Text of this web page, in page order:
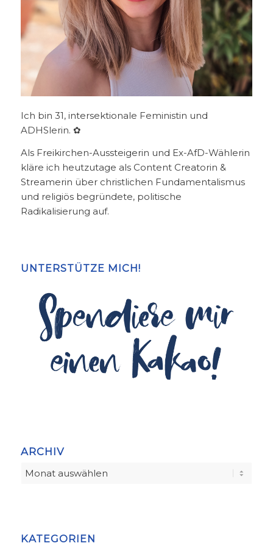
Ich bin 31, intersektionale Feministin und
ADHSlerin. ✿
Als Freikirchen-Aussteigerin und Ex-AfD-Wählerin
kläre ich heutzutage als Content Creatorin &
Streamerin über christlichen Fundamentalismus
und religiös begründete, politische
Radikalisierung auf.
UNTERSTÜTZE MICH!
ARCHIV
KATEGORIEN